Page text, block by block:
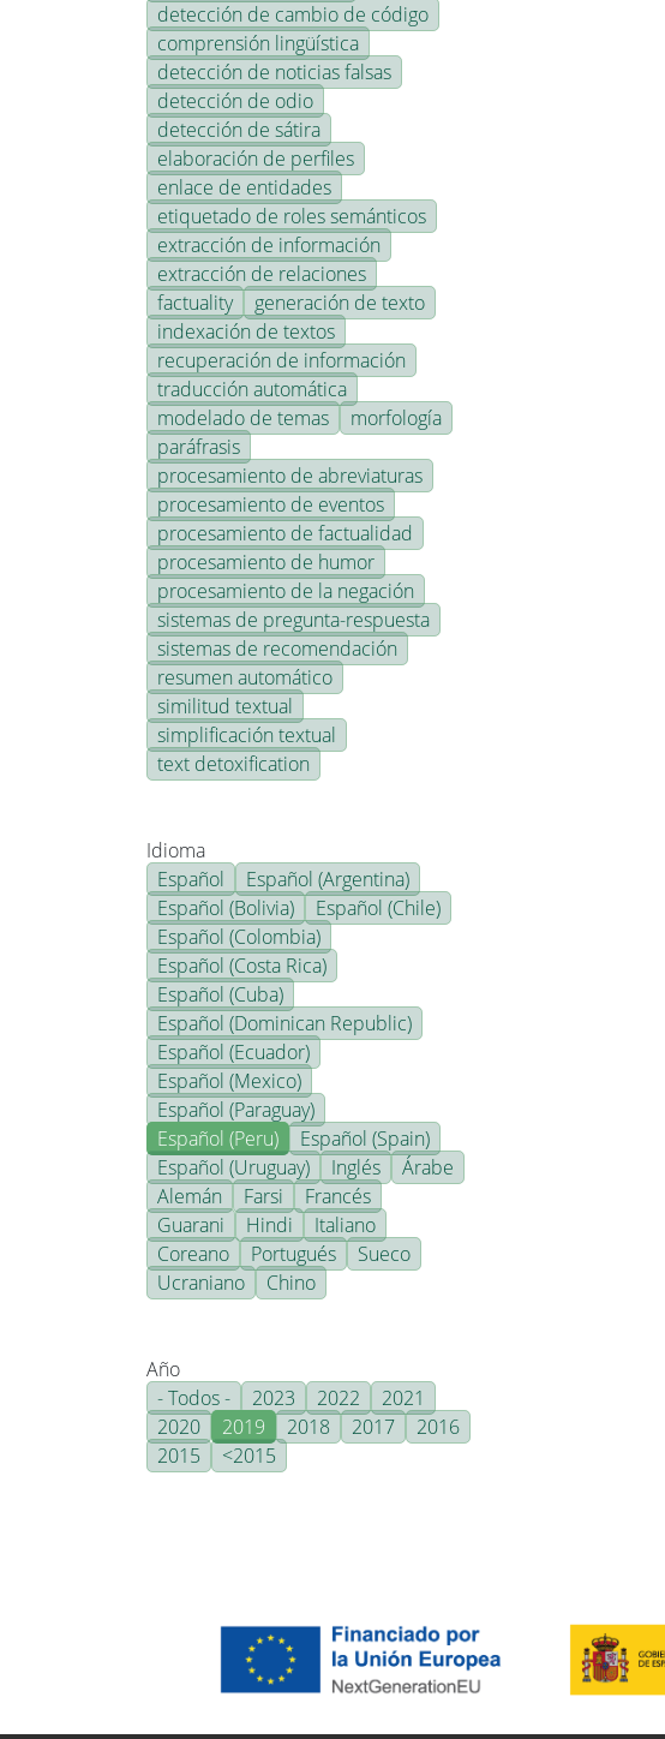
detección de cambio de código
comprensión lingüística
detección de noticias falsas
detección de odio
detección de sátira
elaboración de perfiles
enlace de entidades
etiquetado de roles semánticos
extracción de información
extracción de relaciones
factuality
generación de texto
indexación de textos
recuperación de información
traducción automática
modelado de temas
morfología
paráfrasis
procesamiento de abreviaturas
procesamiento de eventos
procesamiento de factualidad
procesamiento de humor
procesamiento de la negación
sistemas de pregunta-respuesta
sistemas de recomendación
resumen automático
similitud textual
simplificación textual
text detoxification
Idioma
Español
Español (Argentina)
Español (Bolivia)
Español (Chile)
Español (Colombia)
Español (Costa Rica)
Español (Cuba)
Español (Dominican Republic)
Español (Ecuador)
Español (Mexico)
Español (Paraguay)
Español (Peru)
Español (Spain)
Español (Uruguay)
Inglés
Árabe
Alemán
Farsi
Francés
Guarani
Hindi
Italiano
Coreano
Portugués
Sueco
Ucraniano
Chino
Año
- Todos -
2023 2022
2021
2020
2019 2018 2017
2016
2015
<2015